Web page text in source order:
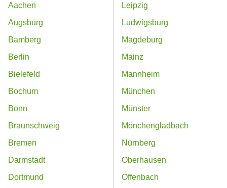
Aachen
Augsburg
Bamberg
Berlin
Bielefeld
Bochum
Bonn
Braunschweig
Bremen
Darmstadt
Dortmund
Leipzig
Ludwigsburg
Magdeburg
Mainz
Mannheim
München
Münster
Mönchengladbach
Nürnberg
Oberhausen
Offenbach